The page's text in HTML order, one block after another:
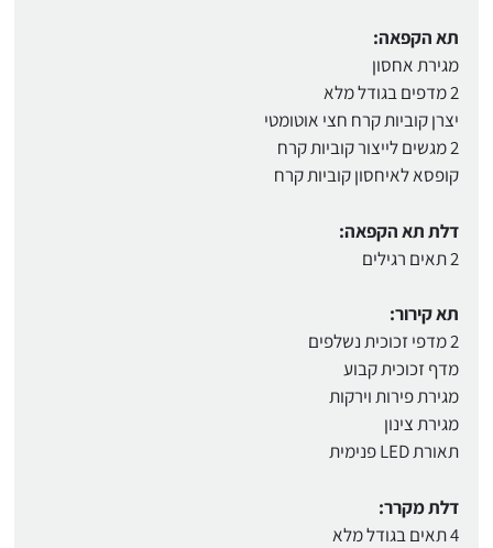
תא הקפאה:
מגירת אחסון
2 מדפים בגודל מלא
יצרן קוביות קרח חצי אוטומטי
2 מגשים לייצור קוביות קרח
קופסא לאיחסון קוביות קרח
דלת תא הקפאה:
2 תאים רגילים
תא קירור:
2 מדפי זכוכית נשלפים
מדף זכוכית קבוע
מגירת פירות וירקות
מגירת צינון
תאורת LED פנימית
דלת מקרר:
4 תאים בגודל מלא